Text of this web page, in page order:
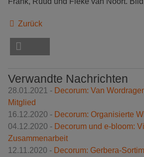
Zurück
Verwandte Nachrichten
28.01.2021 - Decorum: Van
Mitglied
16.12.2020 - Decorum: Organisierte
04.12.2020 - Decorum und e-bloom:
Zusammenarbeit
12.11.2020 - Decorum: Gerbera-